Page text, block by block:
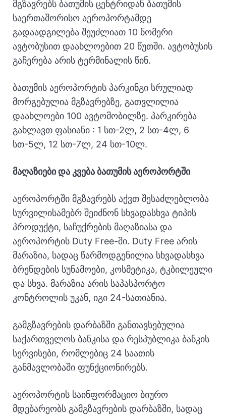
მგზავრებს ბათუმის ცენტრიდან ბათუმის
საერთაშორისო აეროპორტამდე
გადაადგილება შეუძლიათ 10 ნომერი
ავტობუსით დაახლოებით 20 წუთში. ავტობუსის
გაჩერება არის ტერმინალის წინ.
ბათუმის აეროპორტის პარკინგი სრულიად
მორგებულია მგზავრებზე, გათვლილია
დაახლოები 100 ავტომობილზე. პარკირება
გახლავთ ფასიანი : 1 სთ-2ლ, 2 სთ-4ლ, 6
სთ-5ლ, 12 სთ-7ლ, 24 სთ-10ლ.
მაღაზიები და კვება ბათუმის აეროპორტში
აეროპორტში მგზავრებს აქვთ შესაძლებლობა
სურვილისამებრ შეიძნონ სხვადასხვა ტიპის
პროდუქტი, საჩუქრების მაღაზიასა და
აეროპორტის Duty Free-ში. Duty Free არის
მარაზია, სადაც წარმოდგენილია სხვადასხვა
ბრენდების სუნამოები, კოსმეტიკა, ტკბილეული
და სხვა. მარაზია არის საპასპორტო
კონტროლის უკან, იგი 24-სათიანია.
გამგზავრების დარბაზში განთავსებულია
საქართველოს ბანკისა და რესპუბლიკა ბანკის
სერვისები, რომლებიც 24 საათის
განმავლობაში ფუნქციონირებს.
აეროპორტის საინფორმაციო ბიურო
მდებარეობს გამგზავრების დარბაზში, სადაც